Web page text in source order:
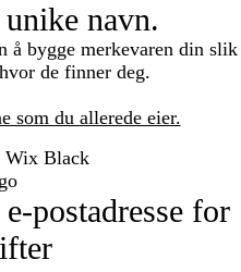
navn.
å bygge merkevaren din slik
de finner deg.
som du allerede eier.
postadresse for